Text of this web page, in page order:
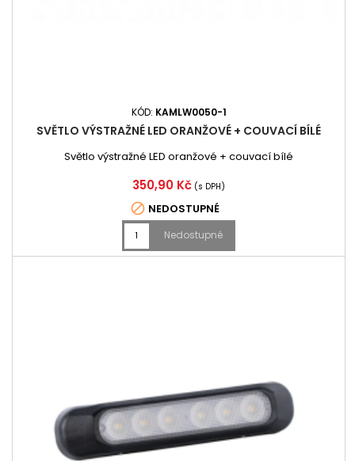
KÓD: KAMLW0050-1
SVĚTLO VÝSTRAŽNÉ LED ORANŽOVÉ + COUVACÍ BÍLÉ
Světlo výstražné LED oranžové + couvací bílé
Cena
350,90 Kč (s DPH)
 NEDOSTUPNÉ
Nedostupné